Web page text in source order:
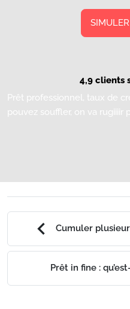
4,9 clients
Prêt professionnel, taux de
pouvez souffler, on va rugiiiir
chevron_left Cumuler
Prêt in fine :